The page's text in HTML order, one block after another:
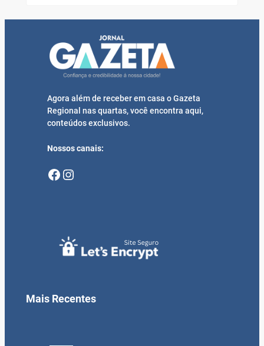
Agora além de receber em casa o Gazeta
Regional nas quartas, você encontra aqui,
conteúdos exclusivos.
Nossos canais:
Facebook Instagram
Mais Recentes